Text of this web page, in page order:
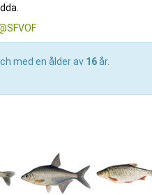
med en ålder av 16år.